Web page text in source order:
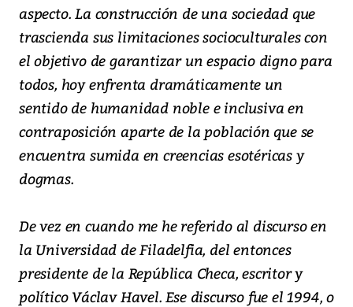
aspecto. La construcción de una sociedad que
trascienda sus limitaciones socioculturales con
el objetivo de garantizar un espacio digno para
todos, hoy enfrenta dramáticamente un
sentido de humanidad noble e inclusiva en
contraposición aparte de la población que se
encuentra sumida en creencias esotéricas y
dogmas.
De vez en cuando me he referido al discurso en
la Universidad de Filadelfia, del entonces
presidente de la República Checa, escritor y
político Václav Havel. Ese discurso fue el 1994, o